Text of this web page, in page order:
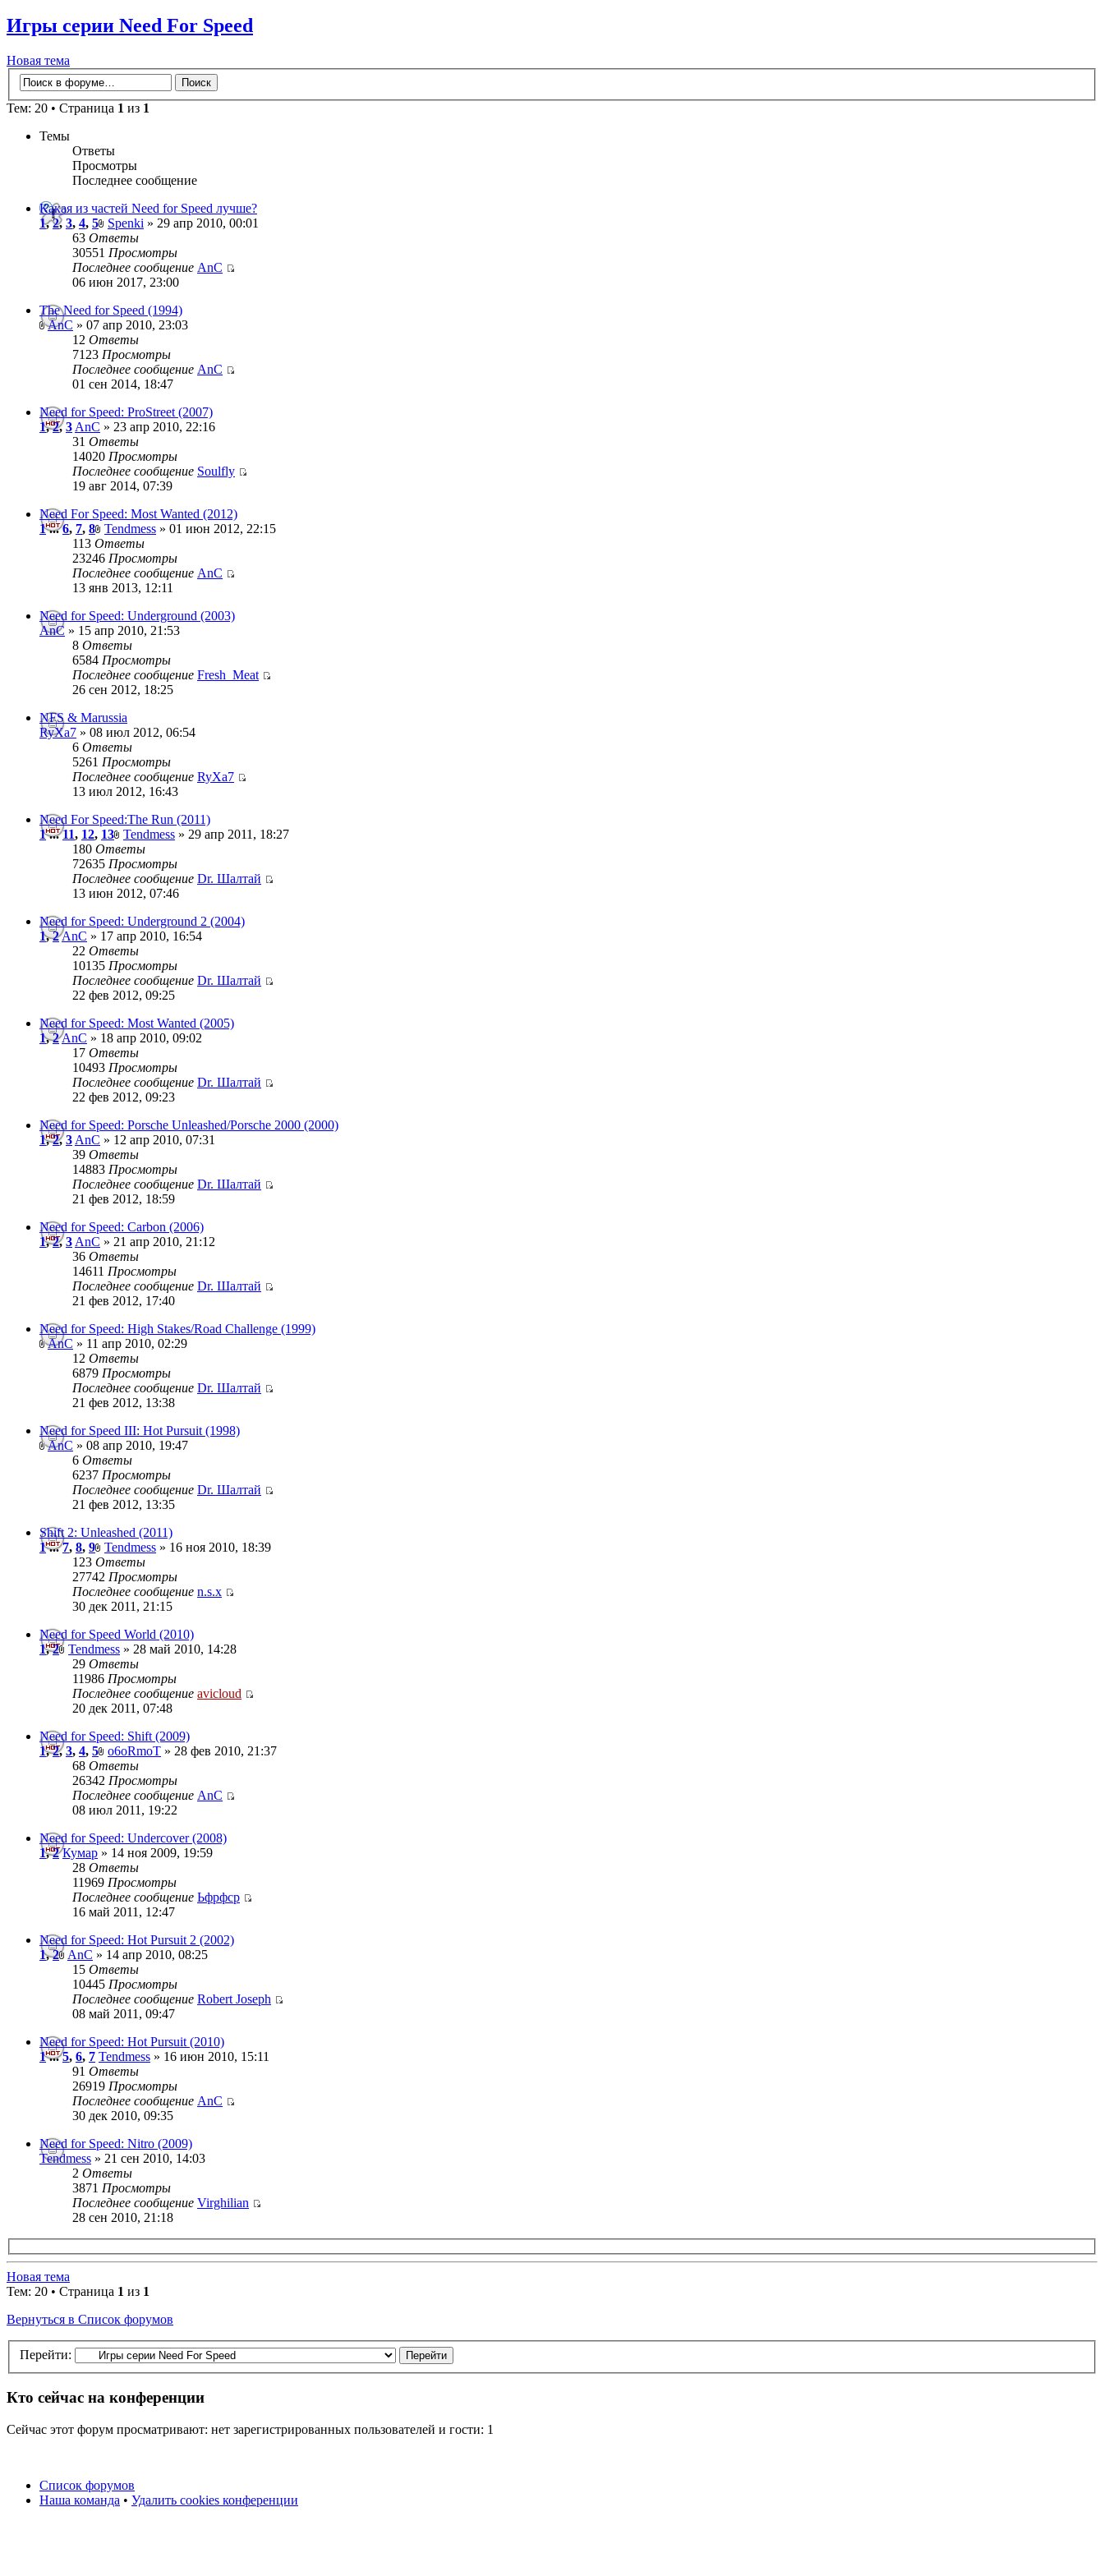
Игры серии Need For Speed
Новая тема
Тем: 20 • Страница 1 из 1
Темы
Ответы
Просмотры
Последнее сообщение
Какая из частей Need for Speed лучше?
1,2, 3, 4, 5 Spenki » 29 апр 2010, 00:01
63 Ответы
30551 Просмотры
Последнее сообщение AnC
06 июн 2017, 23:00
The Need for Speed (1994)
AnC » 07 апр 2010, 23:03
12 Ответы
7123 Просмотры
Последнее сообщение AnC
01 сен 2014, 18:47
Need for Speed: ProStreet (2007)
1,2,3AnC » 23 апр 2010, 22:16
31 Ответы
14020 Просмотры
Последнее сообщение Soulfly
19 авг 2014, 07:39
Need For Speed: Most Wanted (2012)
1...6, 7, 8 Tendmess » 01 июн 2012, 22:15
113 Ответы
23246 Просмотры
Последнее сообщение AnC
13 янв 2013, 12:11
Need for Speed: Underground (2003)
AnC » 15 апр 2010, 21:53
8 Ответы
6584 Просмотры
Последнее сообщение Fresh_Meat
26 сен 2012, 18:25
NFS & Marussia
RyXa7 » 08 июл 2012, 06:54
6 Ответы
5261 Просмотры
Последнее сообщение RyXa7
13 июл 2012, 16:43
Need For Speed:The Run (2011)
1...11, 12, 13 Tendmess » 29 апр 2011, 18:27
180 Ответы
72635 Просмотры
Последнее сообщение Dr. Шалтай
13 июн 2012, 07:46
Need for Speed: Underground 2 (2004)
1,2AnC » 17 апр 2010, 16:54
22 Ответы
10135 Просмотры
Последнее сообщение Dr. Шалтай
22 фев 2012, 09:25
Need for Speed: Most Wanted (2005)
1,2AnC » 18 апр 2010, 09:02
17 Ответы
10493 Просмотры
Последнее сообщение Dr. Шалтай
22 фев 2012, 09:23
Need for Speed: Porsche Unleashed/Porsche 2000 (2000)
1,2,3AnC » 12 апр 2010, 07:31
39 Ответы
14883 Просмотры
Последнее сообщение Dr. Шалтай
21 фев 2012, 18:59
Need for Speed: Carbon (2006)
1,2,3AnC » 21 апр 2010, 21:12
36 Ответы
14611 Просмотры
Последнее сообщение Dr. Шалтай
21 фев 2012, 17:40
Need for Speed: High Stakes/Road Challenge (1999)
AnC » 11 апр 2010, 02:29
12 Ответы
6879 Просмотры
Последнее сообщение Dr. Шалтай
21 фев 2012, 13:38
Need for Speed III: Hot Pursuit (1998)
AnC » 08 апр 2010, 19:47
6 Ответы
6237 Просмотры
Последнее сообщение Dr. Шалтай
21 фев 2012, 13:35
Shift 2: Unleashed (2011)
1...7, 8, 9 Tendmess » 16 ноя 2010, 18:39
123 Ответы
27742 Просмотры
Последнее сообщение n.s.x
30 дек 2011, 21:15
Need for Speed World (2010)
1,2 Tendmess » 28 май 2010, 14:28
29 Ответы
11986 Просмотры
Последнее сообщение avicloud
20 дек 2011, 07:48
Need for Speed: Shift (2009)
1,2,3, 4, 5 o6oRmoT » 28 фев 2010, 21:37
68 Ответы
26342 Просмотры
Последнее сообщение AnC
08 июл 2011, 19:22
Need for Speed: Undercover (2008)
1,2 Кумар » 14 ноя 2009, 19:59
28 Ответы
11969 Просмотры
Последнее сообщение Ьфрфср
16 май 2011, 12:47
Need for Speed: Hot Pursuit 2 (2002)
1,2 AnC » 14 апр 2010, 08:25
15 Ответы
10445 Просмотры
Последнее сообщение Robert Joseph
08 май 2011, 09:47
Need for Speed: Hot Pursuit (2010)
1...5, 6, 7 Tendmess » 16 июн 2010, 15:11
91 Ответы
26919 Просмотры
Последнее сообщение AnC
30 дек 2010, 09:35
Need for Speed: Nitro (2009)
Tendmess » 21 сен 2010, 14:03
2 Ответы
3871 Просмотры
Последнее сообщение Virghilian
28 сен 2010, 21:18
Новая тема
Тем: 20 • Страница 1 из 1
Вернуться в Список форумов
Перейти:
Кто сейчас на конференции
Сейчас этот форум просматривают: нет зарегистрированных пользователей и гости: 1
Список форумов
Наша команда • Удалить cookies конференции